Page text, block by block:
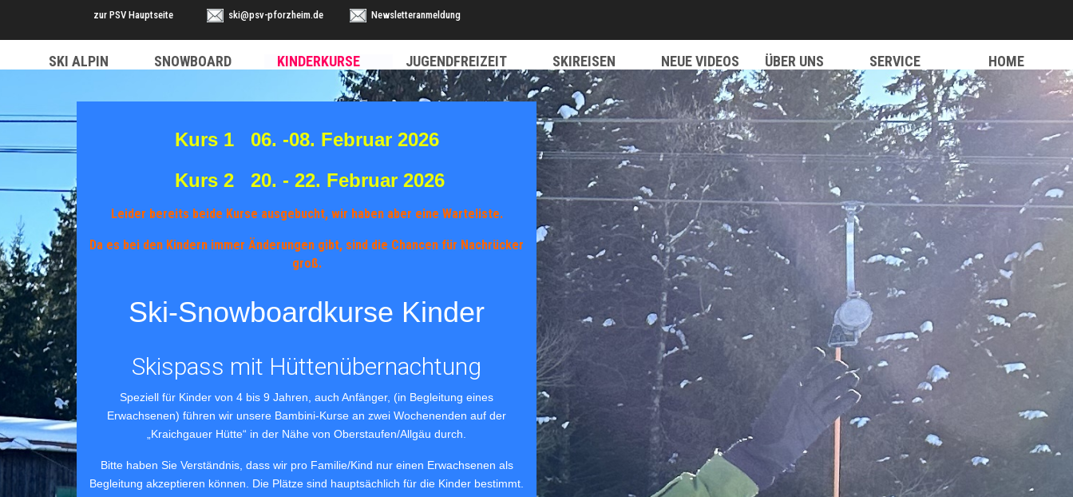
zur PSV Hauptseite ski@psv-pforzheim.de Newsletteranmeldung
SKI ALPIN SNOWBOARD KINDERKURSE JUGENDFREIZEIT SKIREISEN NEUE VIDEOS ÜBER UNS SERVICE HOME
Kurs 1 06. -08. Februar 2026
Kurs 2 20. - 22. Februar 2026
Leider bereits beide Kurse ausgebucht, wir haben aber eine Warteliste.
Da es bei den Kindern immer Änderungen gibt, sind die Chancen für Nachrücker
groß.
Ski-Snowboardkurse Kinder
Skispass mit Hüttenübernachtung
Speziell für Kinder von 4 bis 9 Jahren, auch Anfänger, (in Begleitung eines
Erwachsenen) führen wir unsere Bambini-Kurse an zwei Wochenenden auf der
„Kraichgauer Hütte“ in der Nähe von Oberstaufen/Allgäu durch.
Bitte haben Sie Verständnis, dass wir pro Familie/Kind nur einen Erwachsenen als
Begleitung akzeptieren können. Die Plätze sind hauptsächlich für die Kinder bestimmt.